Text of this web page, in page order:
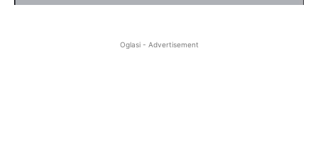
Oglasi - Advertisement